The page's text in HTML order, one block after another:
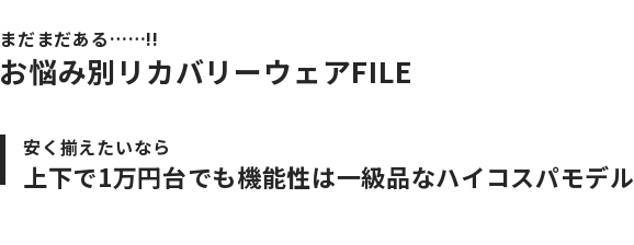
まだまだある……!!
お悩み別リカバリーウェアFILE
安く揃えたいなら
上下で1万円台でも機能性は一級品なハイコスパモデル